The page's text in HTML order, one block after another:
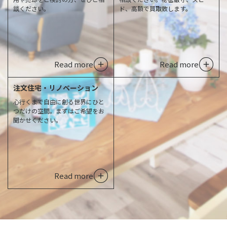
談ください。
Read more
ド、高額で買取致します。
Read more
注文住宅・リノベーション
心行くまで自由に創る世界にひと
つだけの空間。まずはご希望をお
聞かせください。
Read more